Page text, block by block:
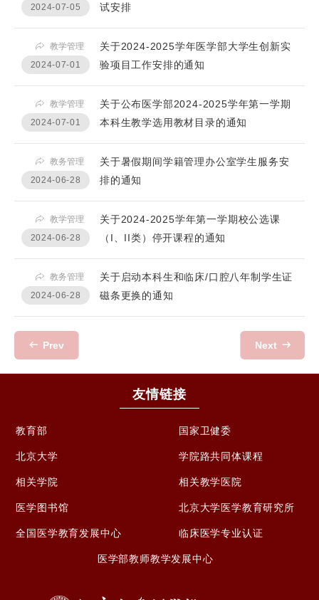
2024-07-05
试安排
教学管理
2024-07-01
关于2024-2025学年医学部大学生创新实
验项目工作安排的通知
教学管理
2024-07-01
关于公布医学部2024-2025学年第一学期
本科生教学选用教材目录的通知
教务管理
2024-06-28
关于暑假期间学籍管理办公室学生服务安
排的通知
教学管理
2024-06-28
关于2024-2025学年第一学期校公选课
（I、II类）停开课程的通知
教务管理
2024-06-28
关于启动本科生和临床/口腔八年制学生证
磁条更换的通知
Prev Next
友情链接
教育部 国家卫健委
北京大学 学院路共同体课程
相关学院 相关教学医院
医学图书馆 北京大学医学教育研究所
全国医学教育发展中心 临床医学专业认证
医学部教师教学发展中心